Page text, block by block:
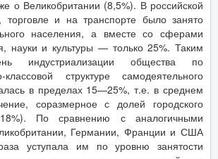
о Великобритании (8,5%). В российской
торговле и на транспорте было занято
населения, а вместе со сферами
науки и культуры — только 25%. Таким
индустриализации общества по
классовой структуре самодеятельного
в пределах 15—25%, т.е. в среднем
соразмерное с долей городского
По сравнению с аналогичными
Германии, Франции и США
уступала им по уровню занятости